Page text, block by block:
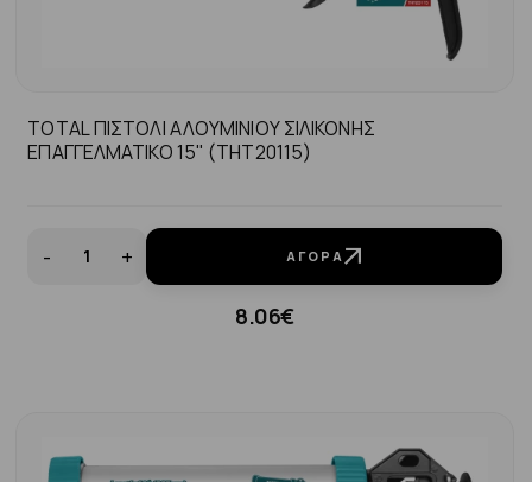
TOTAL ΠΙΣΤΟΛΙ ΑΛΟΥΜΙΝΙΟΥ ΣΙΛΙΚΟΝΗΣ
ΕΠΑΓΓΕΛΜΑΤΙΚΟ 15" (THT20115)
- + ΑΓΟΡΆ
8.06€